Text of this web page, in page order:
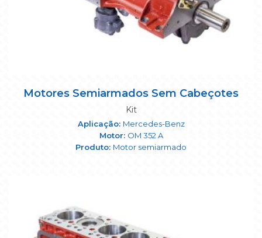
Motores Semiarmados Sem Cabeçotes
Kit
Mercedes-Benz
OM 352 A
Motor semiarmado